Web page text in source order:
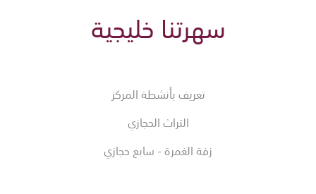
سهرتنا خليجية
تعريف بأنشطة المركز
التراث الحجازي
زفة الغمرة - سابع حجازي